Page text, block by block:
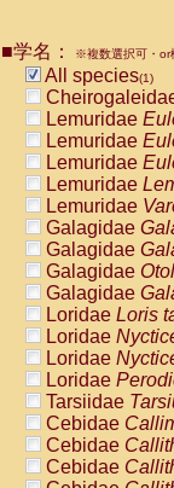
Cebidae
CebidaeCebus
Cebidae
Cebidae
Atelidae
Atelidae
Atelidae
Atelidae
Atelidae
Atelidae
Atelidae
AtelidaeAteles
Atelidae
Atelidae
Pitheciidae
Pitheciidae
Pitheciidae
Pitheciidae
Pitheciidae
Pitheciidae
■学名： ※複数選択可・or
All species(1)
Lemuridae
Lemuridae
Lemuridae
Lemuridae
Lemuridae
Galagidae
Galagidae
Galagidae
Galagidae
Loridae Loris
Loridae
Loridae
Loridae
Tarsiidae
Cebidae
Cebidae
Cebidae